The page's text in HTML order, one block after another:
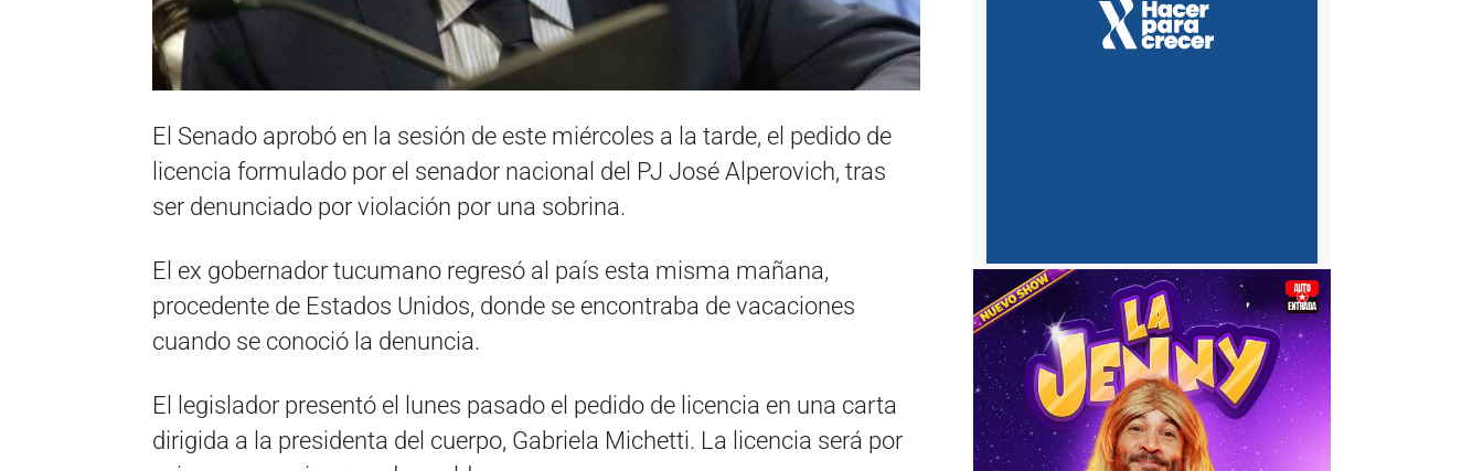
El Senado aprobó en la sesión de este miércoles a la tarde, el pedido de
licencia formulado por el senador nacional del PJ José Alperovich, tras
ser denunciado por violación por una sobrina.
El ex gobernador tucumano regresó al país esta misma mañana,
procedente de Estados Unidos, donde se encontraba de vacaciones
cuando se conoció la denuncia.
El legislador presentó el lunes pasado el pedido de licencia en una carta
dirigida a la presidenta del cuerpo, Gabriela Michetti. La licencia será por